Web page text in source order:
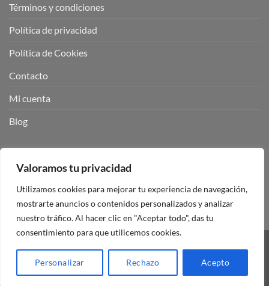
Valoramos tu privacidad
Utilizamos cookies para mejorar tu experiencia de navegación,
mostrarte anuncios o contenidos personalizados y analizar
nuestro tráfico. Al hacer clic en "Aceptar todo", das tu
consentimiento para que utilicemos cookies.
Personalizar Rechazo Acepto
Términos y condiciones
Política de privacidad
Política de Cookies
Contacto
Mi cuenta
Blog
Visa PayPal Stripe MasterCard
Copyright 2026 ©Mando Garaje Universal Tienda Online España.